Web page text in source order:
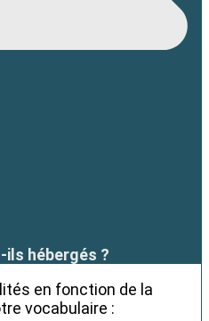
ils hébergés ?
en fonction de la
vocabulaire :